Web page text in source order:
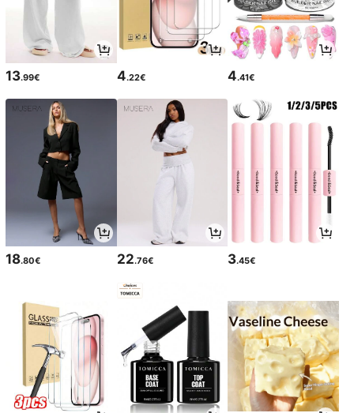
13.99€ 4.22€ 4.41€
18.80€ 22.76€ 3.45€